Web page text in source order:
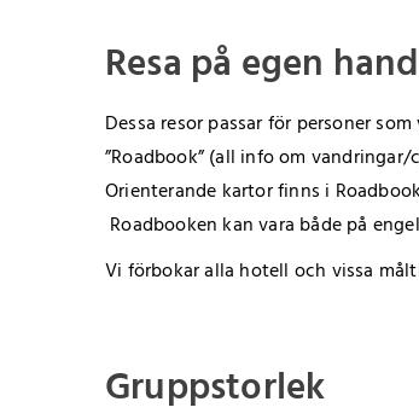
Resa på egen hand
Dessa resor passar för personer
”Roadbook” (all info om
Orienterande kartor finns i
Roadbooken kan vara både på
Vi förbokar alla hotell och vissa
Gruppstorlek